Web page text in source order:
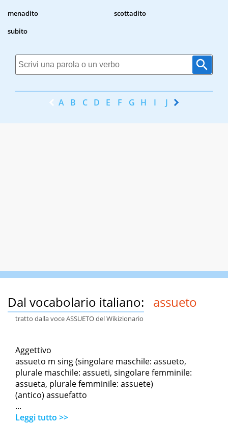
menadito
scottadito
subito
A B C D E F G H I J K
Dal vocabolario italiano: assueto
tratto dalla voce ASSUETO del Wikizionario
Aggettivo
assueto m sing (singolare maschile: assueto,
plurale maschile: assueti, singolare femminile:
assueta, plurale femminile: assuete)
(antico) assuefatto
...
Leggi tutto >>